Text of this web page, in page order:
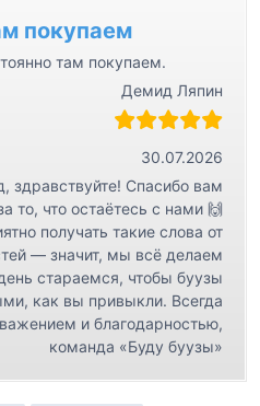
покупаем
там покупаем.
Демид Ляпин
30.07.2026
здравствуйте! Спасибо вам
то, что остаётесь с нами 🙌
получать такие слова от
— значит, мы всё делаем
стараемся, чтобы буузы
как вы привыкли. Всегда
и благодарностью,
команда «Буду буузы»